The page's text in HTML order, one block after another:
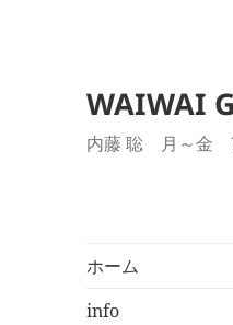
WAIWAI
内藤 聡 月～金
ホーム
info